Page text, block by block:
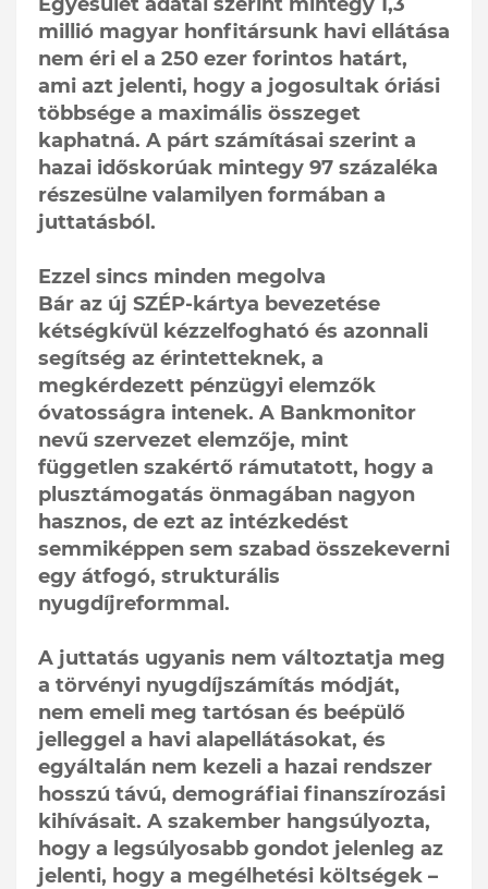
millió magyar honfitársunk havi ellátása
nem éri el a 250 ezer forintos határt,
ami azt jelenti, hogy a jogosultak óriási
többsége a maximális összeget
kaphatná. A párt számításai szerint a
hazai időskorúak mintegy 97 százaléka
részesülne valamilyen formában a
juttatásból.
Ezzel sincs minden megolva
Bár az új SZÉP-kártya bevezetése
kétségkívül kézzelfogható és azonnali
segítség az érintetteknek, a
megkérdezett pénzügyi elemzők
óvatosságra intenek. A Bankmonitor
nevű szervezet elemzője, mint
független szakértő rámutatott, hogy a
plusztámogatás önmagában nagyon
hasznos, de ezt az intézkedést
semmiképpen sem szabad összekeverni
egy átfogó, strukturális
nyugdíjreformmal.
A juttatás ugyanis nem változtatja meg
a törvényi nyugdíjszámítás módját,
nem emeli meg tartósan és beépülő
jelleggel a havi alapellátásokat, és
egyáltalán nem kezeli a hazai rendszer
hosszú távú, demográfiai finanszírozási
kihívásait. A szakember hangsúlyozta,
hogy a legsúlyosabb gondot jelenleg az
jelenti, hogy a megélhetési költségek –